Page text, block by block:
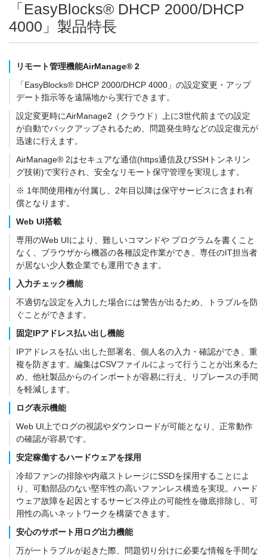
「EasyBlocks® DHCP 2000/DHCP
4000」製品特長
リモート管理機能AirManage® 2
「EasyBlocks® DHCP 2000/DHCP 4000」の設定変更・アップ
デート指示等を遠隔地から実行できます。
設定変更時にAirManage2（クラウド）上に3世代前までの設定
が自動でバックアップされるため、問題発生時などの設定復元が
迅速に行えます。
AirManage® 2はセキュアな通信(https通信及びSSHトンネリン
グ技術)で実行され、安全なリモート保守管理を実現します。
※ 1年間使用権が付属し、2年目以降は保守サービスに含まれ有
償となります。
Web UI搭載
専用のWeb UIにより、難しいコマンドや プログラムを書くこと
なく、ブラウザから機器の各種設定作業ができ、専任のIT担当者
が居ない少人数企業でも運用できます。
入力チェック機能
不適切な設定を入力した場合には警告が出るため、トラブルを防
ぐことができます。
固定IPアドレス払い出し機能
IPアドレスを払い出した部署名、個人名の入力・確認ができ、重
複を防ぎます。編集はCSVファイルによって行うことが出来るた
め、他社製品からのインポートが容易に行え、リプレースの手間
を軽減します。
ログ表示機能
Web UI上でログの視認やダウンロードが可能となり、正常動作
の確認が容易です。
安定稼働するハードウェアを採用
冷却ファンの排除や内蔵ストレージにSSDを採用することによ
り、可動部品のない堅牢性の高いファンレス構造を実現。ハード
ウェア故障を起因とするサービス停止の可能性を徹底排除し、可
用性の高いネットワークを構築できます。
安心のサポート用ログ出力機能
万が一トラブルが起きた際、問題切り分けに必要な情報を手間な